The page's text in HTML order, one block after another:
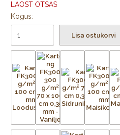
LAOST OTSAS
Kogus:
Lisa ostukorvi